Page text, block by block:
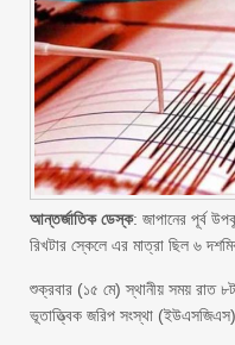
আন্তর্জাতিক ডেস্ক: জাপানের পূর্ব
রিখটার স্কেলে এর মাত্রা ছিল ৬
শুক্রবার (১৫ মে) স্থানীয় সময় রাত
ভূতাত্ত্বিক জরিপ সংস্থা